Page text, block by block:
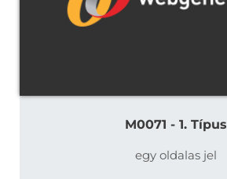
M0071 - 1. Típus
egy oldalas jel